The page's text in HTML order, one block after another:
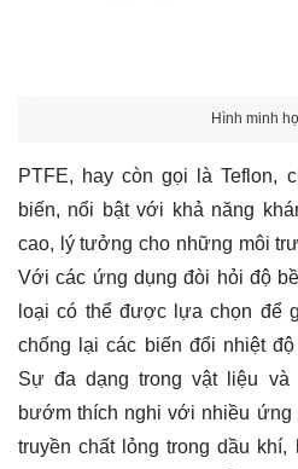
Hình minh
PTFE, hay còn gọi là Teflon,
biến, nổi bật với khả năng
cao, lý tưởng cho những môi
Với các ứng dụng đòi hỏi độ
loại có thể được lựa chọn để
chống lại các biến đổi nhiệt
Sự đa dạng trong vật liệu và
bướm thích nghi với nhiều ứng
truyền chất lỏng trong dầu